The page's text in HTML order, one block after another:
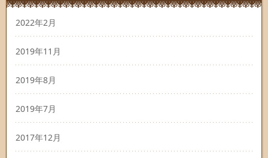
2022年2月
2019年11月
2019年8月
2019年7月
2017年12月